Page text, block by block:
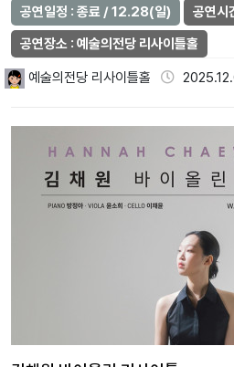
공연일정 : 종료 / 12.28(일)
공연
공연장소 : 예술의전당 리사이틀홀
예술의전당 리사이틀홀